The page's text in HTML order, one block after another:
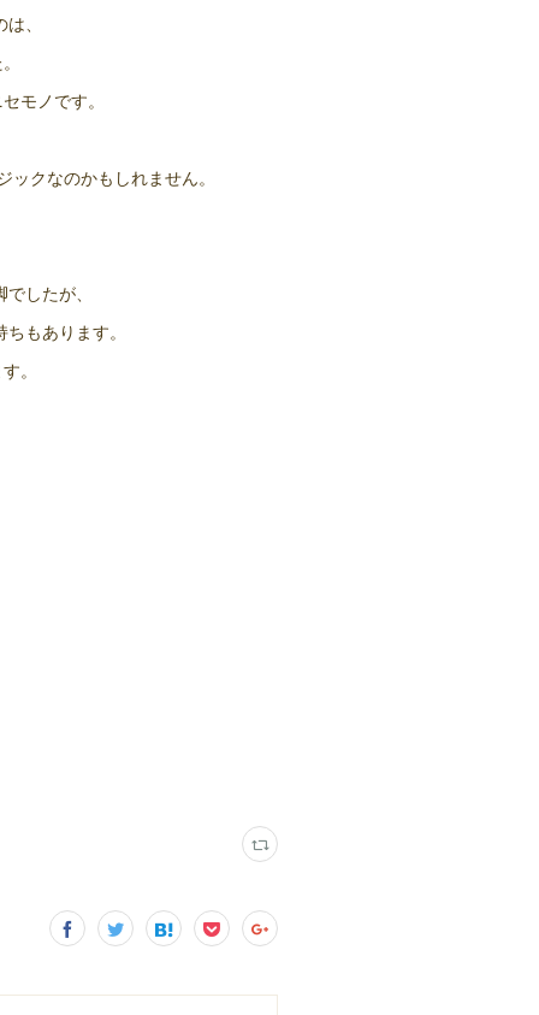
、
モノです。
クなのかもしれません。
したが、
もあります。
。